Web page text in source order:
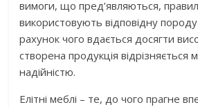
вимоги, що пред’являються,
використовують відповідну
рахунок чого вдається досягти
створена продукція відрізняється
надійністю.
Елітні меблі – те, до чого прагне